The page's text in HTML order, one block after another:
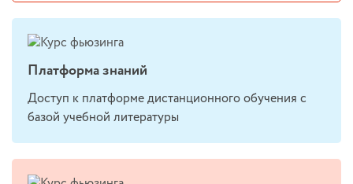
Платформа знаний
Доступ к платформе дистанционного обучения с
базой учебной литературы